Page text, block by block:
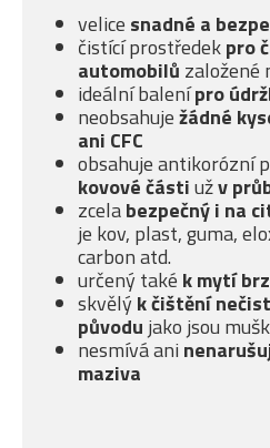
velice snadné a
čistící prostředekpro
automobilů založené
ideální balenípro
neobsahuježádné
ani CFC
obsahuje antikorózní
kovové částiužv
zcelabezpečný i na
je kov, plast, guma,
carbon atd.
určený také k mytí
skvělý k čištění
původu jako jsou
nesmívá ani
maziva